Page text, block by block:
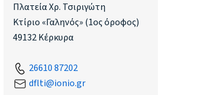
Πλατεία Χρ. Τσιριγώτη
Κτίριο «Γαληνός» (1ος όροφος)
49132 Κέρκυρα
26610 87202
dflti@ionio.gr